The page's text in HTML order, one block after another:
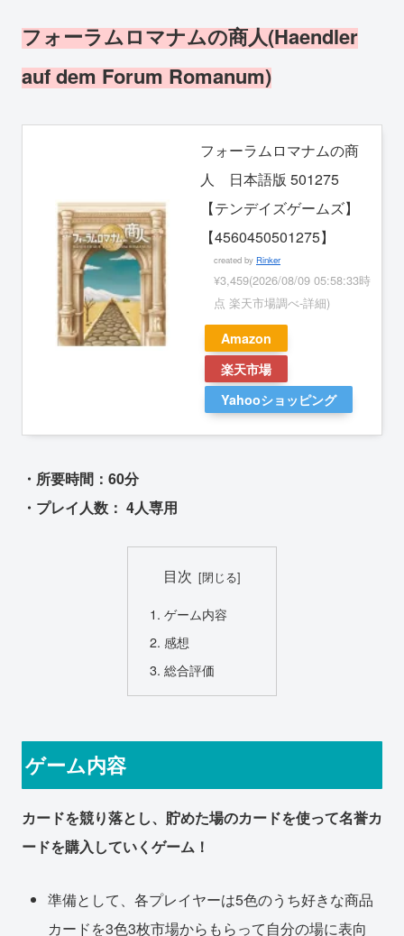
フォーラムロマナムの商人(Haendler
auf dem Forum Romanum)
フォーラムロマナムの商
人 日本語版 501275
【テンデイズゲームズ】
【4560450501275】
created by Rinker
¥3,459(2026/08/09 05:58:33時
点 楽天市場調べ-詳細)
Amazon
楽天市場
Yahooショッピング
・所要時間：60分
・プレイ人数： 4人専用
目次
ゲーム内容
感想
総合評価
ゲーム内容
カードを競り落とし、貯めた場のカードを使って名誉カ
ードを購入していくゲーム！
準備として、各プレイヤーは5色のうち好きな商品
カードを3色3枚市場からもらって自分の場に表向